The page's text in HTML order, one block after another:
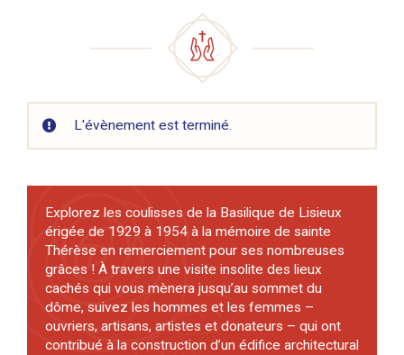
L'évènement est terminé.
Explorez les coulisses de la Basilique de Lisieux
érigée de 1929 à 1954 à la mémoire de sainte
Thérèse en remerciement pour ses nombreuses
grâces ! À travers une visite insolite des lieux
cachés qui vous mènera jusqu’au sommet du
dôme, suivez les hommes et les femmes –
ouvriers, artisans, artistes et donateurs – qui ont
contribué à la construction d’un édifice architectural